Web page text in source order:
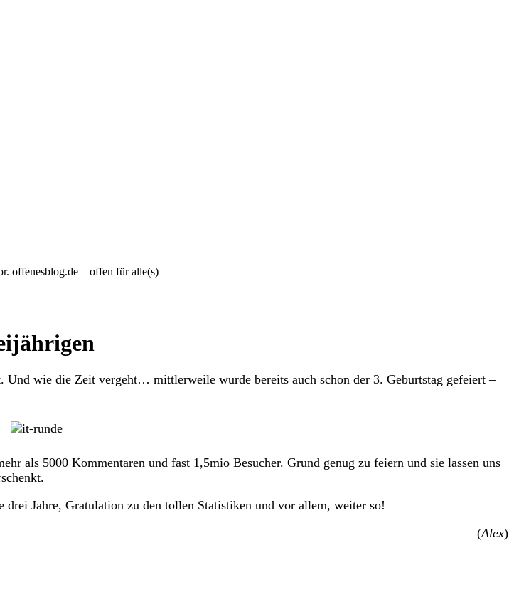
offenesblog.de – offen für alle(s)
Und wie die Zeit vergeht… mittlerweile wurde bereits auch schon der 3. Geburtstag gefeiert –
als 5000 Kommentaren und fast 1,5mio Besucher. Grund genug zu feiern und sie lassen uns
Jahre, Gratulation zu den tollen Statistiken und vor allem, weiter so!
(Alex)